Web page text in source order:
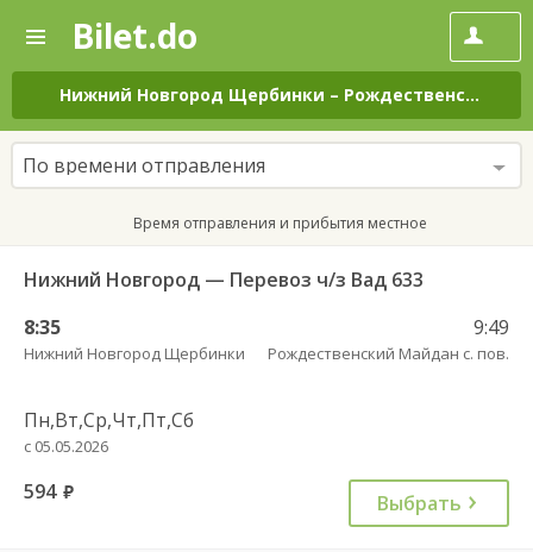
—
Поиск
и
покупка
билетов
на
автобус
онлайн
Bilet.do
Нижний Новгород Щербинки – Рождественский Майдан с. пов.
По времени отправления
Время отправления и прибытия местное
Нижний Новгород — Перевоз ч/з Вад 633
8:35
Нижний Новгород Щербинки
9:49
Рождественский Майдан с. пов.
Пн,Вт,Ср,Чт,Пт,Сб
с 05.05.2026
594 руб. Выбрать